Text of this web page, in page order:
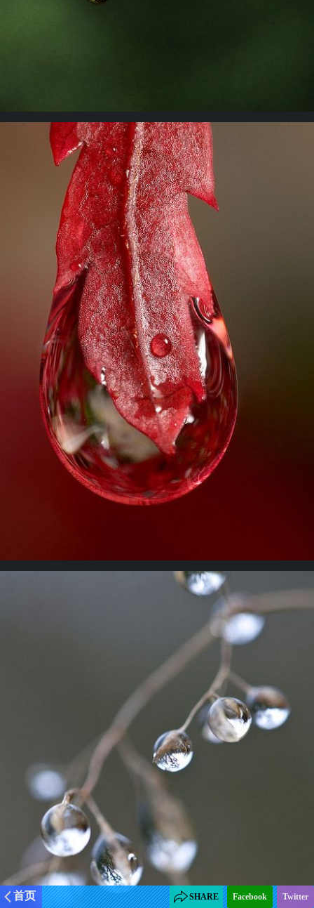
首页 SHARE Facebook Twitter